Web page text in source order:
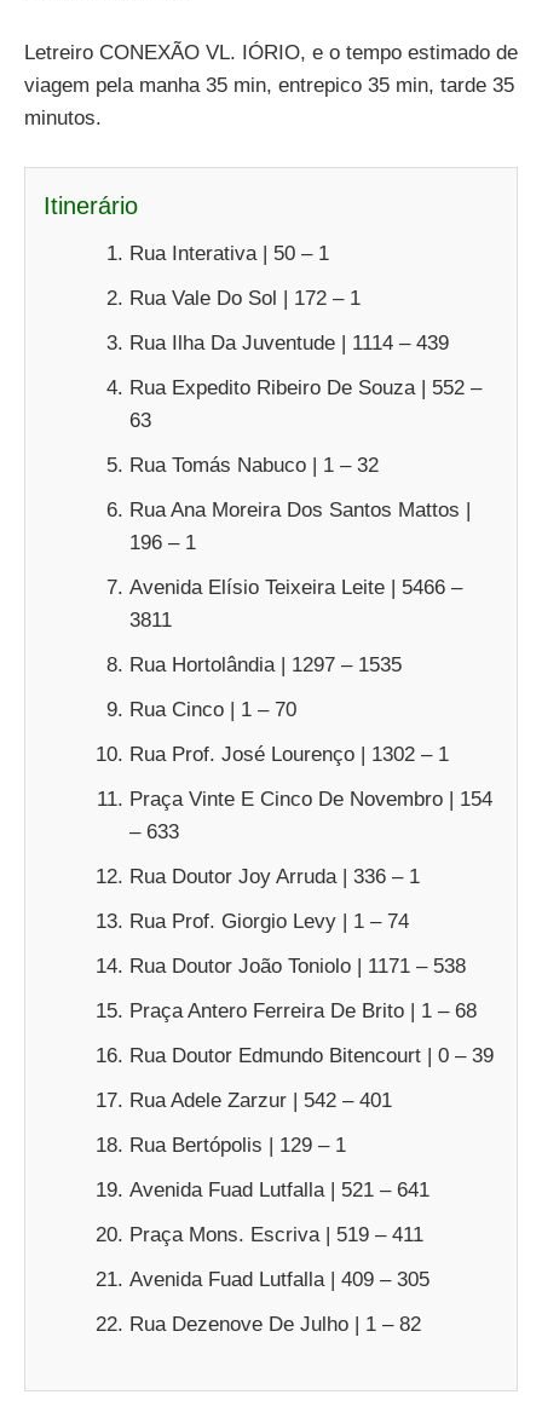
Letreiro CONEXÃO VL. IÓRIO, e o tempo estimado de
viagem pela manha 35 min, entrepico 35 min, tarde 35
minutos.
Itinerário
Rua Interativa | 50 – 1
Rua Vale Do Sol | 172 – 1
Rua Ilha Da Juventude | 1114 – 439
Rua Expedito Ribeiro De Souza | 552 –
63
Rua Tomás Nabuco | 1 – 32
Rua Ana Moreira Dos Santos Mattos |
196 – 1
Avenida Elísio Teixeira Leite | 5466 –
3811
Rua Hortolândia | 1297 – 1535
Rua Cinco | 1 – 70
Rua Prof. José Lourenço | 1302 – 1
Praça Vinte E Cinco De Novembro | 154
– 633
Rua Doutor Joy Arruda | 336 – 1
Rua Prof. Giorgio Levy | 1 – 74
Rua Doutor João Toniolo | 1171 – 538
Praça Antero Ferreira De Brito | 1 – 68
Rua Doutor Edmundo Bitencourt | 0 – 39
Rua Adele Zarzur | 542 – 401
Rua Bertópolis | 129 – 1
Avenida Fuad Lutfalla | 521 – 641
Praça Mons. Escriva | 519 – 411
Avenida Fuad Lutfalla | 409 – 305
Rua Dezenove De Julho | 1 – 82